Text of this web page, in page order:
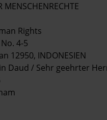
MENSCHENRECHTE
Rights
4-5
12950, INDONESIEN
Daud / Sehr geehrter